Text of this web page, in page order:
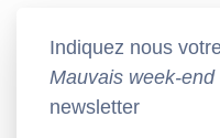
Indiquez nous
Mauvais week-end
newsletter